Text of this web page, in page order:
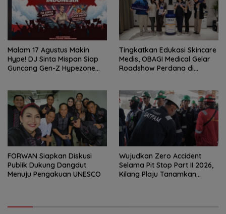
Malam 17 Agustus Makin
Hype! DJ Sinta Mispan Siap
Guncang Gen-Z Hypezone
Tingkatkan Edukasi Skincare
Medis, OBAGI Medical Gelar
Roadshow Perdana di
FORWAN Siapkan Diskusi
Publik Dukung Dangdut
Menuju Pengakuan UNESCO
Wujudkan Zero Accident
Selama Pit Stop Part II 2026,
Kilang Plaju Tanamkan